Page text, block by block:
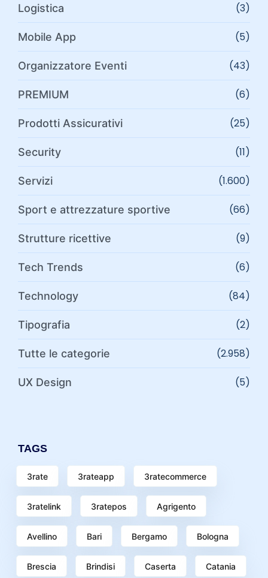
Logistica (3)
Mobile App (5)
Organizzatore Eventi (43)
PREMIUM (6)
Prodotti Assicurativi (25)
Security (11)
Servizi (1.600)
Sport e attrezzature sportive (66)
Strutture ricettive (9)
Tech Trends (6)
Technology (84)
Tipografia (2)
Tutte le categorie (2.958)
UX Design (5)
TAGS
3rate 3rateapp 3ratecommerce
3ratelink 3ratepos Agrigento
Avellino Bari Bergamo Bologna
Brescia Brindisi Caserta Catania